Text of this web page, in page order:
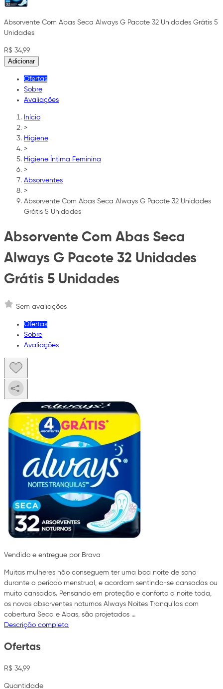
Absorvente Com Abas Seca Always G Pacote 32 Unidades Grátis 5
Unidades
R$ 34,99
Adicionar
Ofertas
Sobre
Avaliações
Início
>
Higiene
>
Higiene Íntima Feminina
>
Absorventes
>
Absorvente Com Abas Seca Always G Pacote 32 Unidades
Grátis 5 Unidades
Absorvente Com Abas Seca
Always G Pacote 32 Unidades
Grátis 5 Unidades
Sem avaliações
Ofertas
Sobre
Avaliações
Vendido e entregue por Brava
Muitas mulheres não conseguem ter uma boa noite de sono
durante o período menstrual, e acordam sentindo-se cansadas ou
muito cansadas. Pensando em proteção e conforto a noite toda,
os novos absorventes noturnos Always Noites Tranquilas com
cobertura Seca e Abas, são projetados …
Descrição completa
Ofertas
R$ 34,99
Quantidade